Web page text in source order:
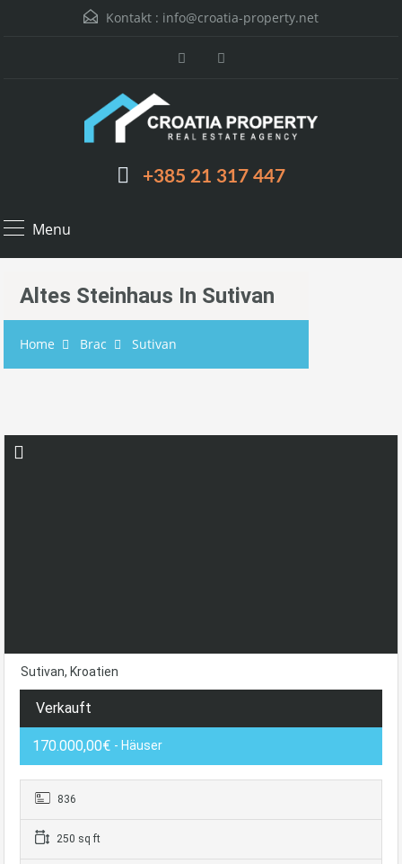
Kontakt : info@croatia-property.net
+385 21 317 447
Menu
Altes Steinhaus In Sutivan
Home Brac Sutivan
Sutivan, Kroatien
Verkauft
170.000,00€ - Häuser
836
250 sq ft